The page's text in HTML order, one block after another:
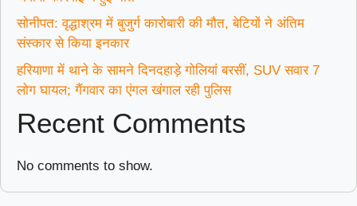
सोनीपत: वृद्धाश्रम में बुजुर्ग कारोबारी की मौत, बेटियों ने अंतिम
संस्कार से किया इनकार
हरियाणा में थाने के सामने दिनदहाड़े गोलियां बरसीं, SUV सवार 7
लोग घायल; गैंगवार का एंगल खंगाल रही पुलिस
Recent Comments
No comments to show.